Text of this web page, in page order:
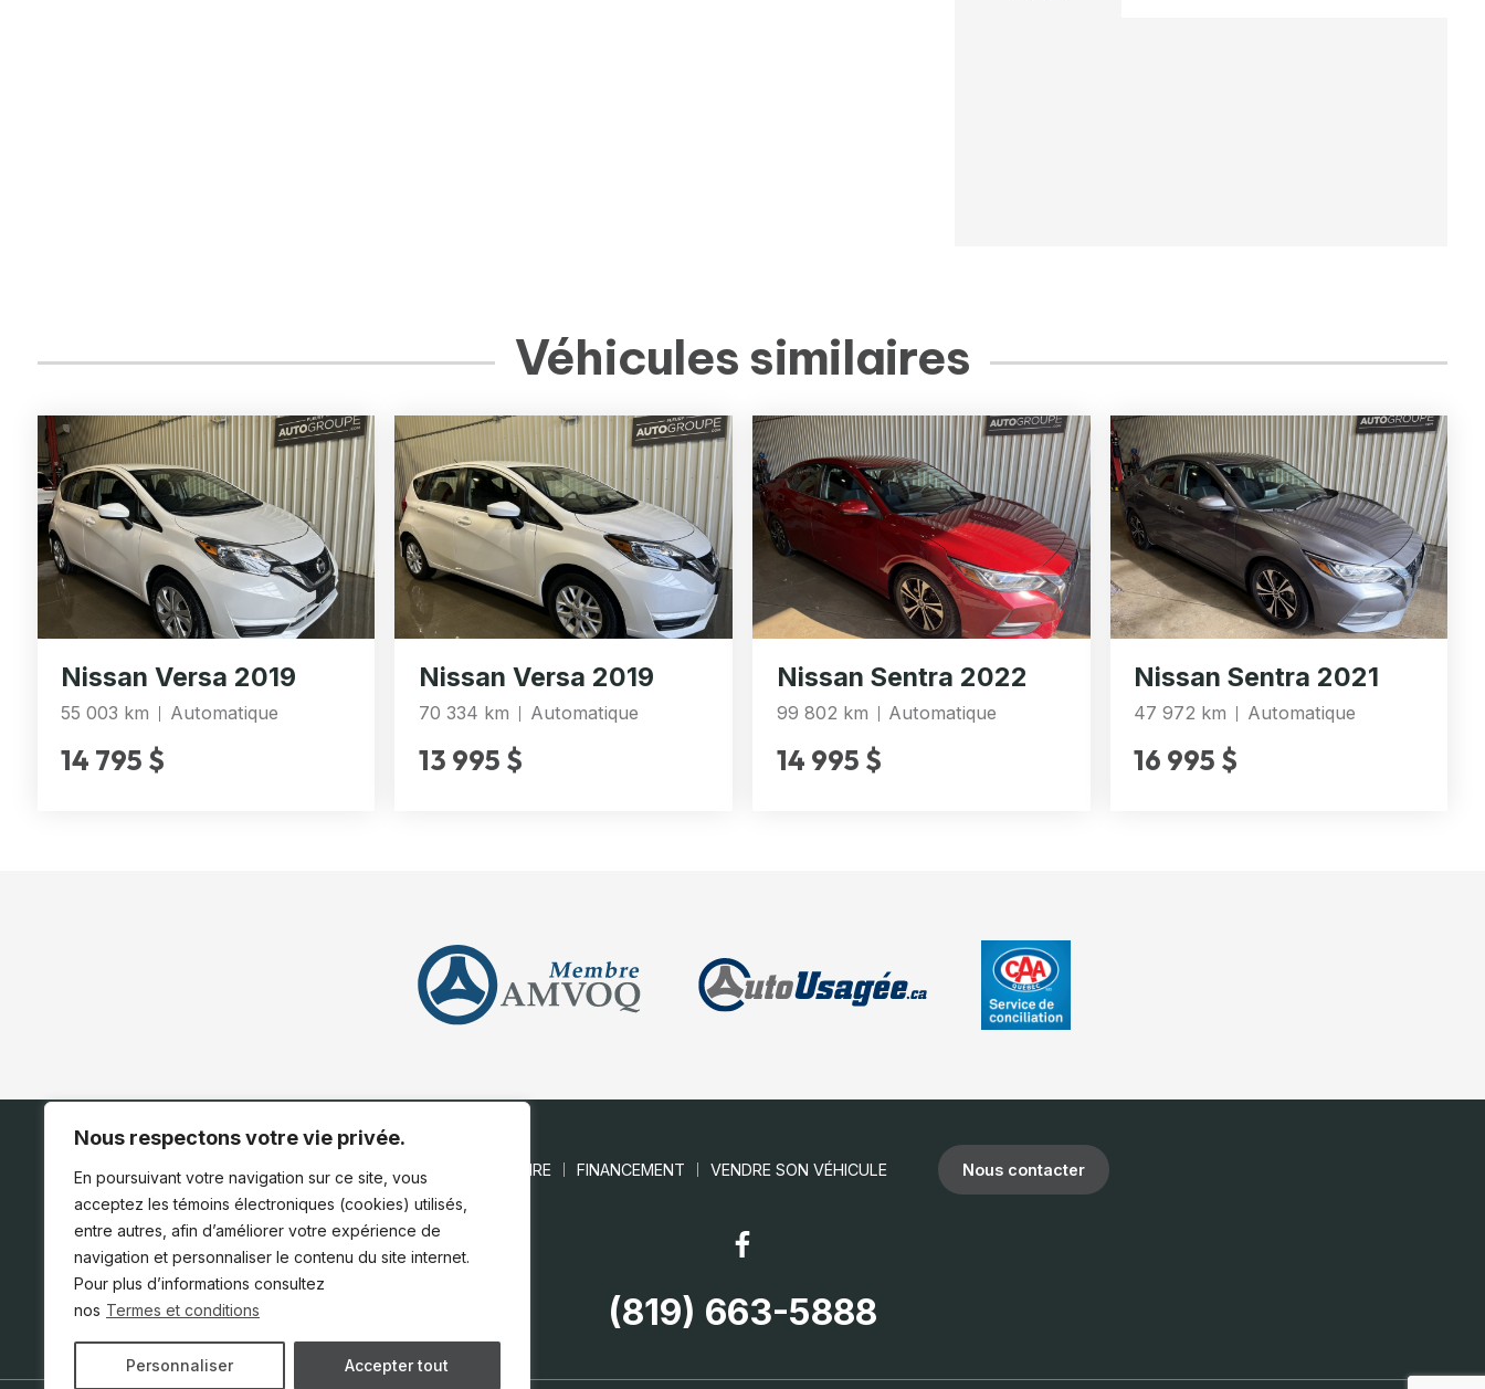
Nous respectons votre vie privée.
En poursuivant votre navigation sur ce site, vous
acceptez les témoins électroniques (cookies) utilisés,
entre autres, afin d’améliorer votre expérience de
navigation et personnaliser le contenu du site internet.
Pour plus d’informations consultez
nos Termes et conditions
Personnaliser Accepter tout
Véhicules similaires
Nissan Versa 2019
55 003 km Automatique
14 795 $
Nissan Versa 2019
70 334 km Automatique
13 995 $
Nissan Sentra 2022
99 802 km Automatique
14 995 $
Nissan Sentra 2021
47 972 km Automatique
16 995 $
INVENTAIRE FINANCEMENT VENDRE SON VÉHICULE Nous contacter
(819) 663-5888